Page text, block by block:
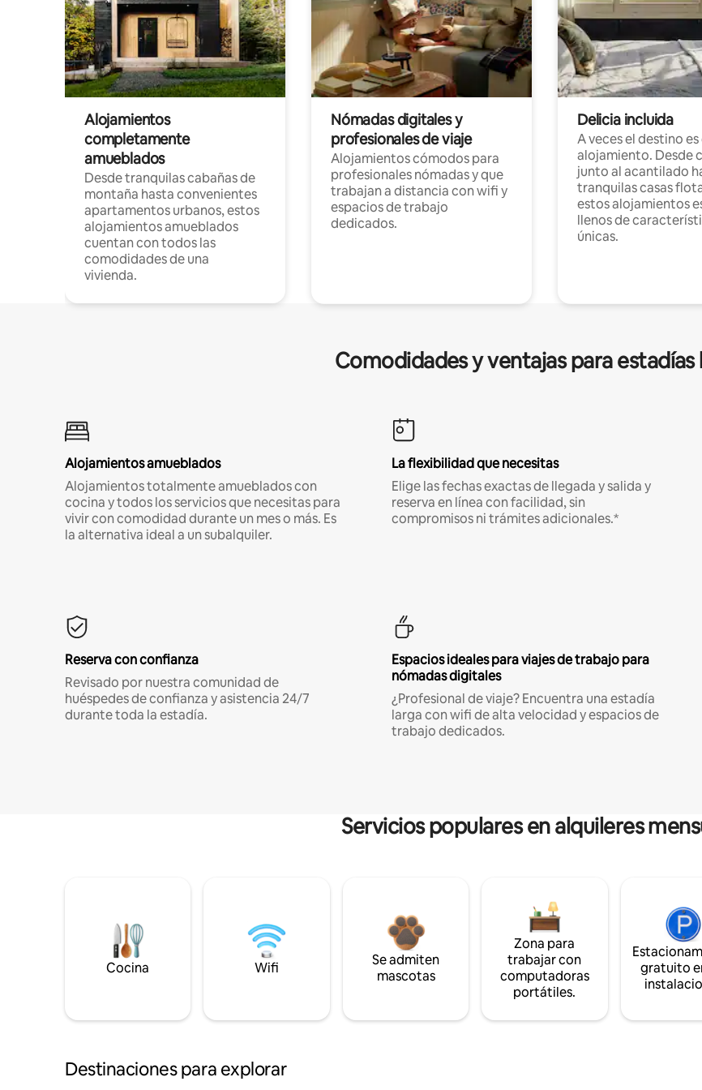
Alojamientos
completamente
amueblados
Desde tranquilas cabañas de
montaña hasta convenientes
apartamentos urbanos, estos
alojamientos amueblados
cuentan con todos las
comodidades de una
vivienda.
Nómadas digitales y
profesionales de viaje
Alojamientos cómodos para
profesionales nómadas y que
trabajan a distancia con wifi y
espacios de trabajo
dedicados.
Delicia incluida
A veces el destino es
alojamiento. Desde
junto al acantilado
tranquilas casas
estos alojamientos
llenos de
únicas.
Comodidades y ventajas para estadías
Alojamientos amueblados
Alojamientos totalmente amueblados con
cocina y todos los servicios que necesitas para
vivir con comodidad durante un mes o más. Es
la alternativa ideal a un subalquiler.
La flexibilidad que necesitas
Elige las fechas exactas de llegada y salida y
reserva en línea con facilidad, sin
compromisos ni trámites adicionales.*
Reserva con confianza
Revisado por nuestra comunidad de
huéspedes de confianza y asistencia 24/7
durante toda la estadía.
Espacios ideales para viajes de trabajo para
nómadas digitales
¿Profesional de viaje? Encuentra una estadía
larga con wifi de alta velocidad y espacios de
trabajo dedicados.
Servicios populares en alquileres
Cocina Wifi
Se admiten
mascotas
Zona para
trabajar con
computadoras
portátiles.
gratuito
Destinaciones para explorar